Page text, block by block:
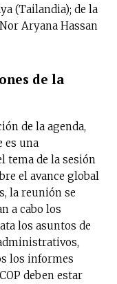
(Tailandia); de la
Aryana Hassan
de la
de la agenda,
es una
tema de la sesión
el avance global
la reunión se
a cabo los
los asuntos de
los informes
deben estar